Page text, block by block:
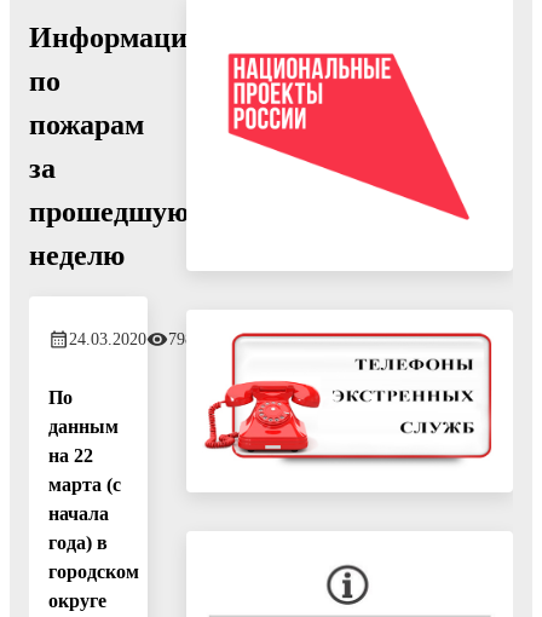
Информация
по
пожарам
за
прошедшую
неделю
24.03.2020 798
По
данным
на 22
марта (с
начала
года) в
городском
округе